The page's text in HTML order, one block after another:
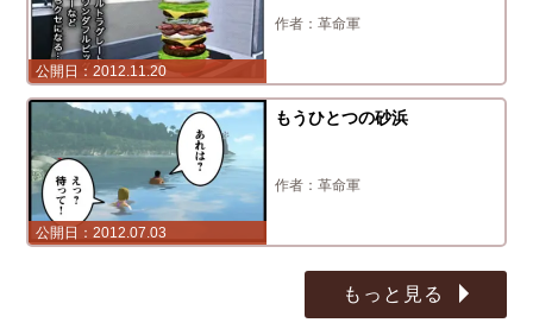
2012.11.20
革命軍
2012.07.03
もうひとつの砂浜
革命軍
もっと見る